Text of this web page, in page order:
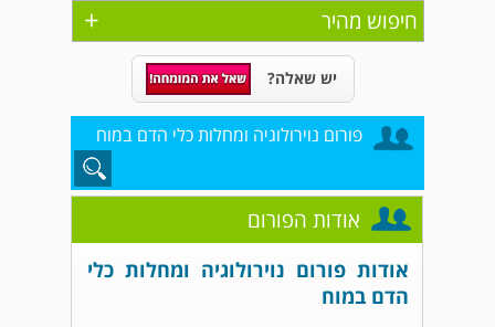
+ חיפוש מהיר
יש שאלה?
פורום נוירולוגיה ומחלות כלי הדם במוח
אודות הפורום
אודות פורום נוירולוגיה ומחלות כלי
הדם במוח